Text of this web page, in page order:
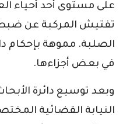
على مستوى أحد أحياء
تفتيش المركبة عن
الصلبة. مموهة بإحكام
في بعض أجزاءها.
وبعد توسيع دائرة
النيابة القضائية